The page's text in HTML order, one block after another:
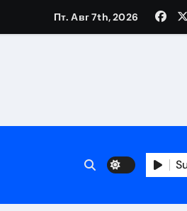
ресниц и депиляции
Пт. Авг 7th, 2026